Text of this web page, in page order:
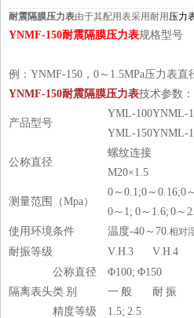
耐震隔膜压力表由于其配用表采用耐用 压力
YNMF-150耐震隔膜压力表规格型号
例：YNMF-150，0～1.5MPa压力表
YNMF-150耐震隔膜压力表技术参数 ：
产品型号
YML-100
YML-150
YNML-
YNML-
公称直径
螺纹连接
M20×1.5
测量范围（Mpa）
0～0.1;0～0.16;0
0～1; 0～1.6; 0～
使用环境条件
温度-40～70.相对
耐振等级
V.H.3 V.H.4
隔离表头
公称直径
Φ100; Φ150
类 别
一 般 耐 振
精度等级
1.5; 2.5